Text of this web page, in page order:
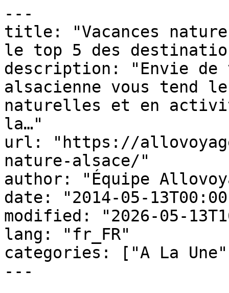
---
title: "Vacances
le top 5 des
description: "Envie de
alsacienne vous tend
naturelles et en
la…"
url: "https://
nature-alsace/"
author: "Équipe
date: "2014-05-
modified: "2026-05-
lang: "fr_FR"
categories: ["A La
---